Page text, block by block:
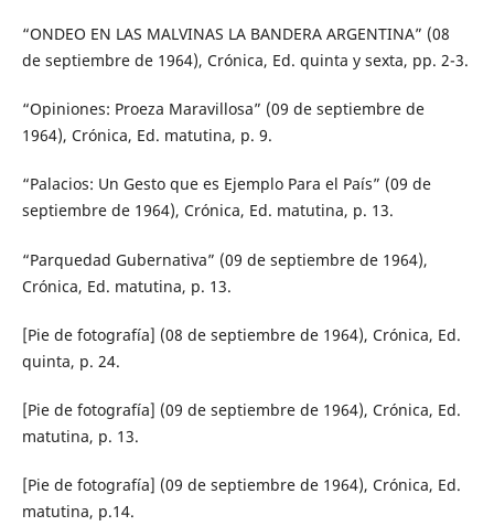
“ONDEO EN LAS MALVINAS LA BANDERA ARGENTINA” (08
de septiembre de 1964), Crónica, Ed. quinta y sexta, pp. 2-3.
“Opiniones: Proeza Maravillosa” (09 de septiembre de
1964), Crónica, Ed. matutina, p. 9.
“Palacios: Un Gesto que es Ejemplo Para el País” (09 de
septiembre de 1964), Crónica, Ed. matutina, p. 13.
“Parquedad Gubernativa” (09 de septiembre de 1964),
Crónica, Ed. matutina, p. 13.
[Pie de fotografía] (08 de septiembre de 1964), Crónica, Ed.
quinta, p. 24.
[Pie de fotografía] (09 de septiembre de 1964), Crónica, Ed.
matutina, p. 13.
[Pie de fotografía] (09 de septiembre de 1964), Crónica, Ed.
matutina, p.14.